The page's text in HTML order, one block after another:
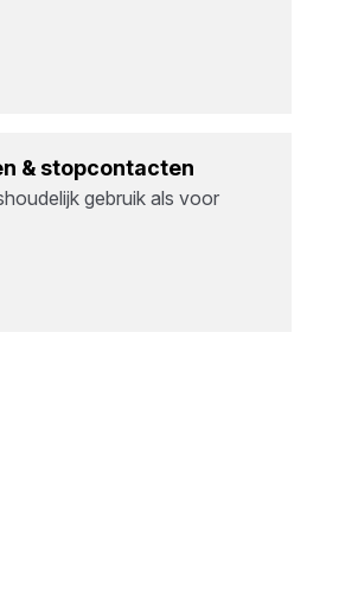
&stop­con­tac­ten
gebruik als voor